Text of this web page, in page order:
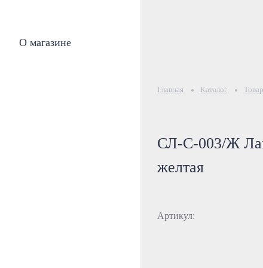
О магазине
Главная Каталог
СЛ-С-003/Ж
желтая
Артикул: